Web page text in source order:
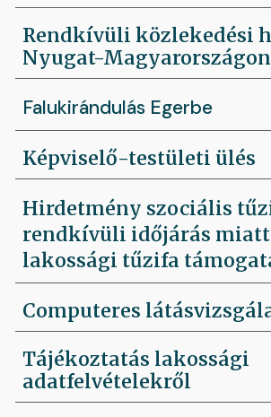
Rendkívüli közlekedési
Nyugat-Magyarországon
Falukirándulás Egerbe
Képviselő-testületi ülés
Hirdetmény szociális
rendkívüli időjárás
lakossági tűzifa
Computeres
Tájékoztatás lakossági
adatfelvételekről